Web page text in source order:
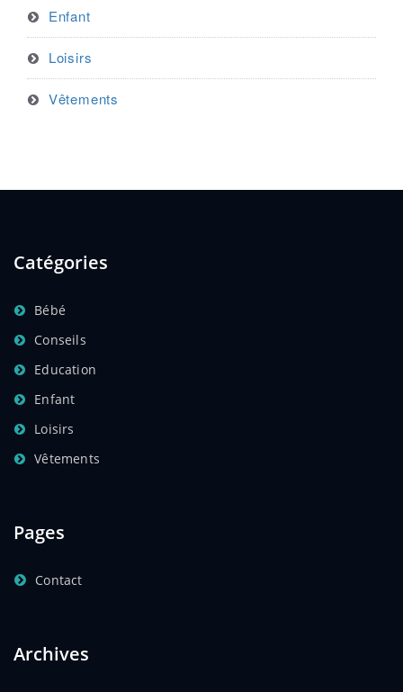
Enfant
Loisirs
Vêtements
Catégories
Bébé
Conseils
Education
Enfant
Loisirs
Vêtements
Pages
Contact
Archives